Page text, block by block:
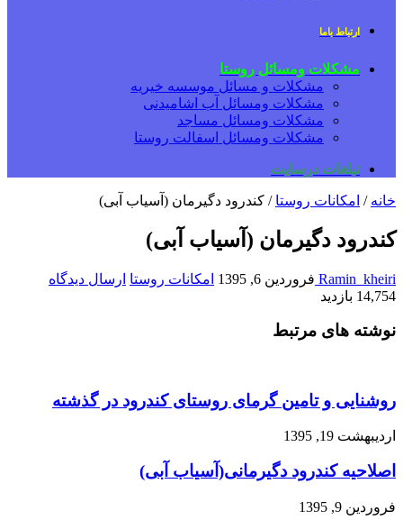
ارتباط باما
مشکلات ومسائل روستا
مشکلات و مسائل موسسه خیریه
مشکلات ومسائل آب اشامیدنی
مشکلات ومسائل مساجد
مشکلات ومسائل اسفالت روستا
تبلغات درسایت
خانه / امکانات روستا / کندرود دگیرمان (آسیاب آبی)
کندرود دگیرمان (آسیاب آبی)
Ramin_kheiri فروردین 6, 1395 امکانات روستا ارسال دیدگاه
14,754 بازدید
نوشته های مرتبط
روشنایی و تامین گرمای روستای کندرود در گذشته
اردیبهشت 19, 1395
اصلاحیه کندرود دگیرمانی(آسیاب آبی)
فروردین 9, 1395